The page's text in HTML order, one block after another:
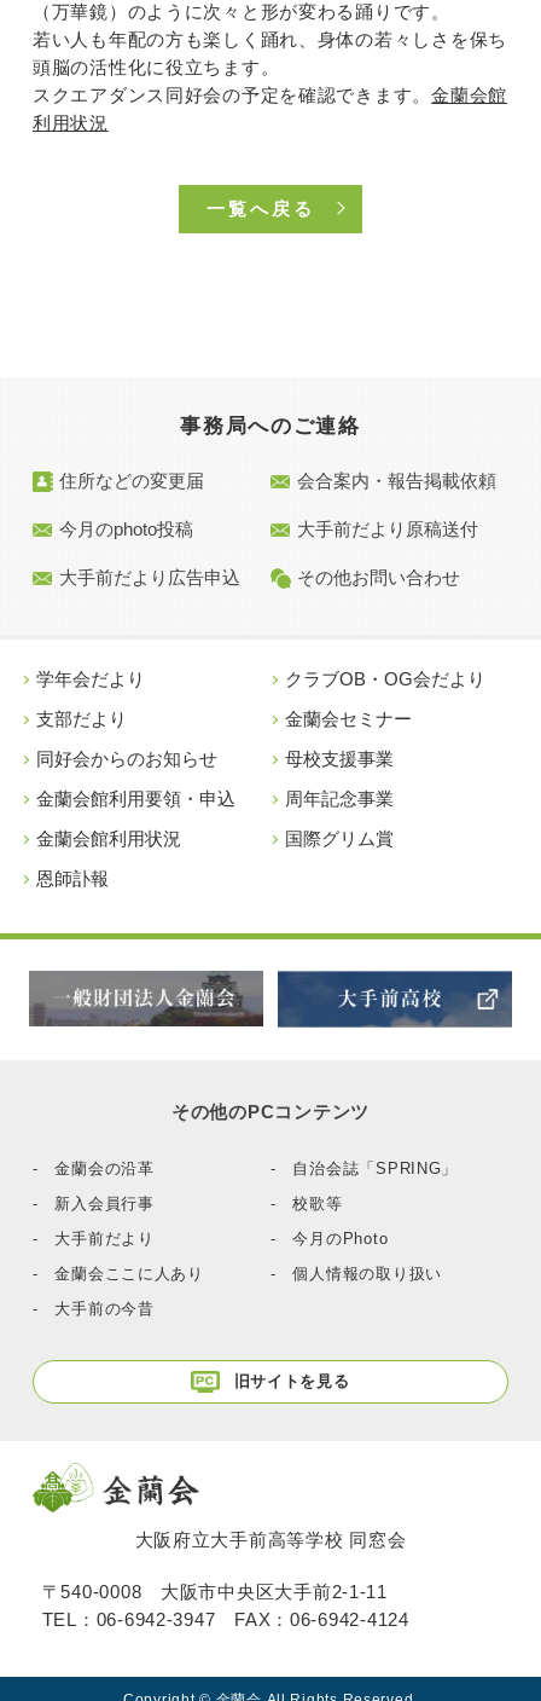
（万華鏡）のように次々と形が変わる踊りです。
若い人も年配の方も楽しく踊れ、身体の若々しさを保ち
頭脳の活性化に役立ちます。
スクエアダンス同好会の予定を確認できます。金蘭会館
利用状況
一覧へ戻る
事務局へのご連絡
住所などの変更届 会合案内・報告掲載依頼
今月のphoto投稿 大手前だより原稿送付
大手前だより広告申込 その他お問い合わせ
学年会だより
支部だより
同好会からのお知らせ
金蘭会館利用要領・申込
金蘭会館利用状況
恩師訃報
クラブOB・OG会だより
金蘭会セミナー
母校支援事業
周年記念事業
国際グリム賞
その他のPCコンテンツ
- 金蘭会の沿革
- 新入会員行事
- 大手前だより
- 金蘭会ここに人あり
- 大手前の今昔
- 自治会誌「SPRING」
- 校歌等
- 今月のPhoto
- 個人情報の取り扱い
旧サイトを見る
大阪府立大手前高等学校 同窓会
〒540-0008 大阪市中央区大手前2-1-11
TEL： 06-6942-3947 FAX：06-6942-4124